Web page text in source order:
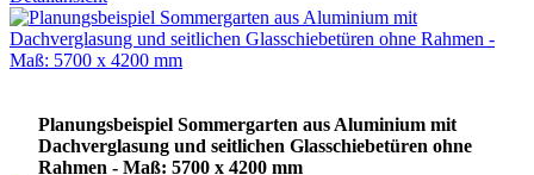
Planungsbeispiel Sommergarten aus Aluminium mit
Dachverglasung und seitlichen Glasschiebetüren ohne
Rahmen - Maß: 5700 x 4200 mm